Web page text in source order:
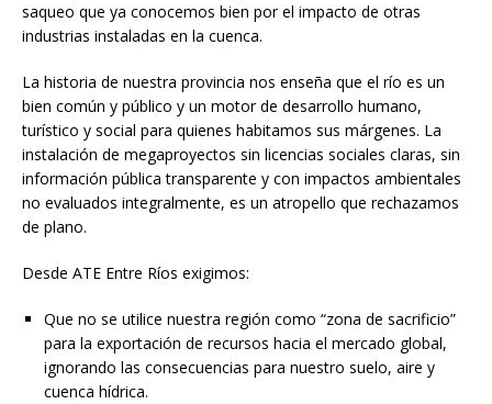
saqueo que ya conocemos bien por el impacto de otras
industrias instaladas en la cuenca.
La historia de nuestra provincia nos enseña que el río es un
bien común y público y un motor de desarrollo humano,
turístico y social para quienes habitamos sus márgenes. La
instalación de megaproyectos sin licencias sociales claras, sin
información pública transparente y con impactos ambientales
no evaluados integralmente, es un atropello que rechazamos
de plano.
Desde ATE Entre Ríos exigimos:
Que no se utilice nuestra región como “zona de sacrificio”
para la exportación de recursos hacia el mercado global,
ignorando las consecuencias para nuestro suelo, aire y
cuenca hídrica.